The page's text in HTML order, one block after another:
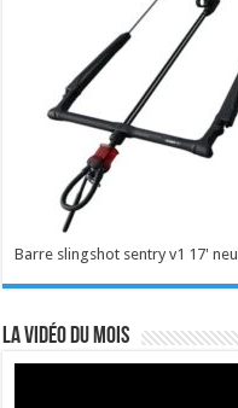
Barre slingshot sentry v1 17'
La vidéo du mois